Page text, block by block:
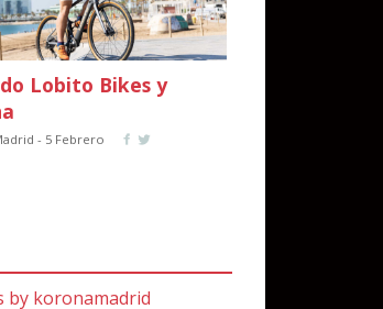
Lobito Bikes y
- 5 Febrero
by koronamadrid